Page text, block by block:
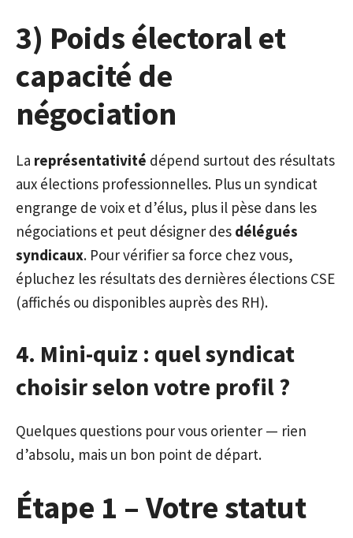
3) Poids électoral et
capacité de
négociation
La représentativité dépend surtout des résultats
aux élections professionnelles. Plus un syndicat
engrange de voix et d’élus, plus il pèse dans les
négociations et peut désigner des délégués
syndicaux. Pour vérifier sa force chez vous,
épluchez les résultats des dernières élections CSE
(affichés ou disponibles auprès des RH).
4. Mini-quiz : quel syndicat
choisir selon votre profil ?
Quelques questions pour vous orienter — rien
d’absolu, mais un bon point de départ.
Étape 1 – Votre statut